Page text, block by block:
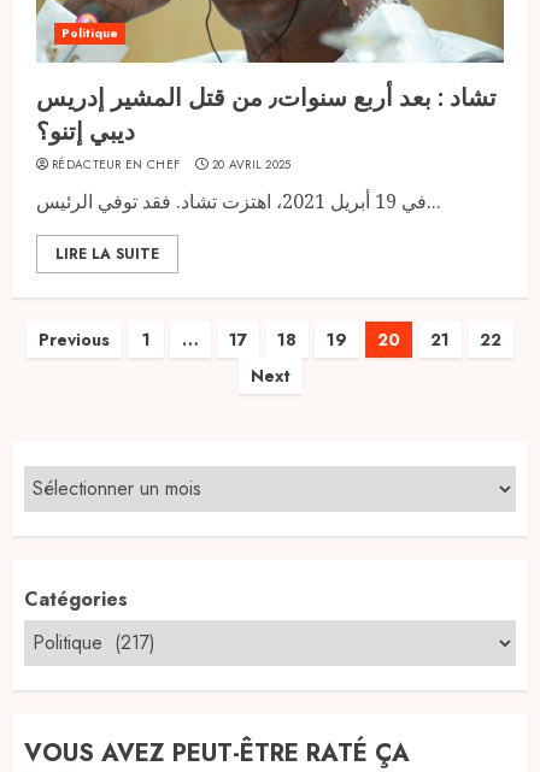
Politique
تشاد : بعد أربع سنوات٫ من قتل المشير إدريس
ديبي إتنو؟
RÉDACTEUR EN CHEF 20 AVRIL 2025
في 19 أبريل 2021، اهتزت تشاد. فقد توفي الرئيس...
LIRE LA SUITE
Pagination
Previous 1 … 17 18 19 20 21
22
Next
Catégories
VOUS AVEZ PEUT-ÊTRE RATÉ ÇA